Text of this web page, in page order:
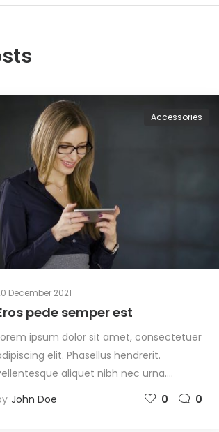
December 2021
Accessories
pede semper est
ipsum dolor sit amet, consectetuer
elit. Phasellus hendrerit.
aliquet nibh nec urna.…
John Doe 0 0